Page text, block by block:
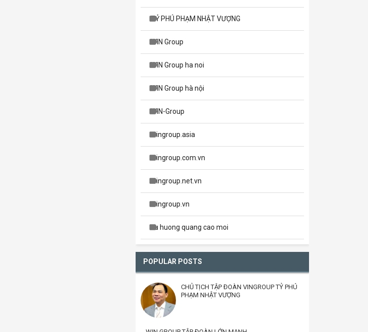
TỶ PHÚ PHẠM NHẬT VƯỢNG
WIN Group
WIN Group ha noi
WIN Group hà nội
WIN-Group
wingroup.asia
wingroup.com.vn
wingroup.net.vn
wingroup.vn
xu huong quang cao moi
POPULAR POSTS
CHỦ TỊCH TẬP ĐOÀN VINGROUP TỶ PHÚ
PHẠM NHẬT VƯỢNG